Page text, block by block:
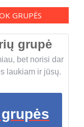
GRUPĖS
grupė
bet norisi dar
laukiam ir jūsų.